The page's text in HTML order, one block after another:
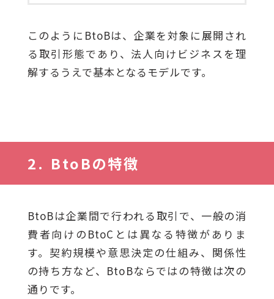
このようにBtoBは、企業を対象に展開され
る取引形態であり、法人向けビジネスを理
解するうえで基本となるモデルです。
BtoBの特徴
BtoBは企業間で行われる取引で、一般の消
費者向けのBtoCとは異なる特徴がありま
す。契約規模や意思決定の仕組み、関係性
の持ち方など、BtoBならではの特徴は次の
通りです。